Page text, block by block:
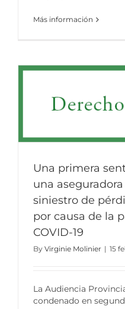
Más información
Una primera
una
siniestro de
por causa de la
COVID-19
By Virginie Molinier | 15
La Audiencia
condenado en